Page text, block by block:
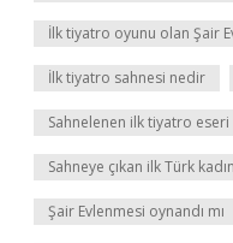
İlk tiyatro oyunu olan Şair
İlk tiyatro sahnesi nedir
Sahnelenen ilk tiyatro
Sahneye çıkan ilk Türk
Şair Evlenmesi oynandı mı